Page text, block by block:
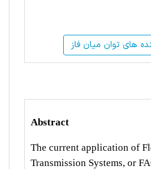
های توان میان فاز
Abstract
The current application of
Transmission Systems, or